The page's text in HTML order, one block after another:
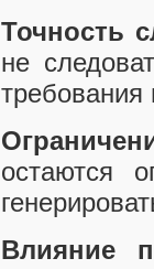
Точность
не
требования
остаются
Влияние